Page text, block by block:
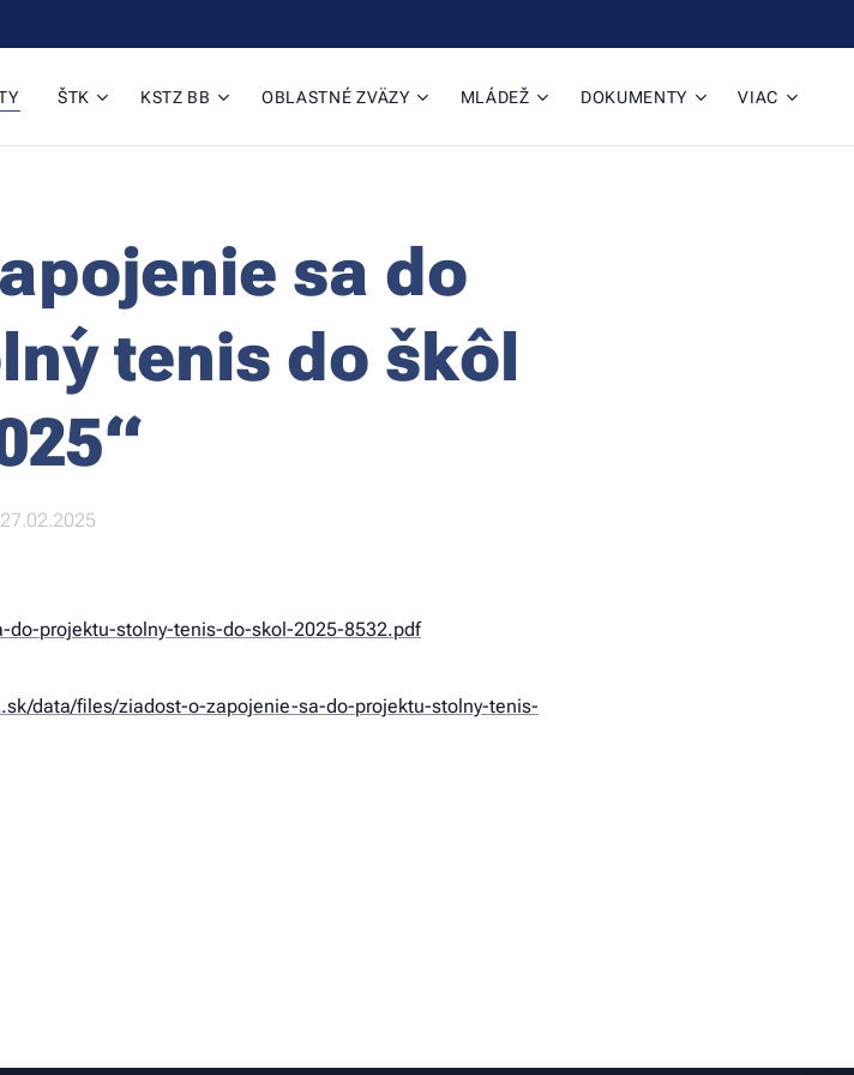
ŠTK KSTZ BB OBLASTNÉ ZVÄZY MLÁDEŽ DOKUMENTY VIAC
sa do
tenis do škôl
27.02.2025
projektu-stolny-tenis-do-skol-2025-8532.pdf
data/files/ziadost-o-zapojenie-sa-do-projektu-stolny-tenis-